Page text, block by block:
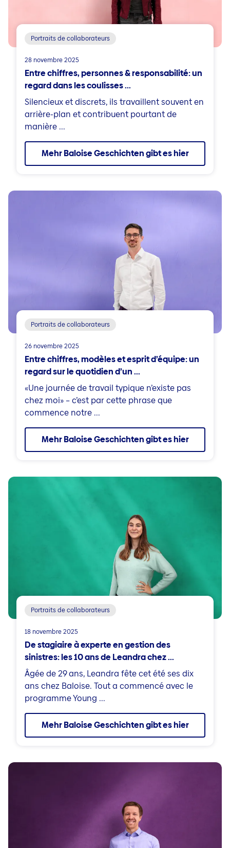
Portraits de collaborateurs
28 novembre 2025
Entre chiffres, personnes & responsabilité: un
regard dans les coulisses ...
Silencieux et discrets, ils travaillent souvent en
arrière-plan et contribuent pourtant de
manière ...
Mehr Baloise Geschichten gibt es hier
Portraits de collaborateurs
26 novembre 2025
Entre chiffres, modèles et esprit d’équipe: un
regard sur le quotidien d’un ...
«Une journée de travail typique n’existe pas
chez moi» – c’est par cette phrase que
commence notre ...
Mehr Baloise Geschichten gibt es hier
Portraits de collaborateurs
18 novembre 2025
De stagiaire à experte en gestion des
sinistres: les 10 ans de Leandra chez ...
Âgée de 29 ans, Leandra fête cet été ses dix
ans chez Baloise. Tout a commencé avec le
programme Young ...
Mehr Baloise Geschichten gibt es hier